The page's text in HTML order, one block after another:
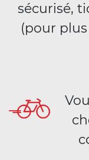
sécurisé,
(pour